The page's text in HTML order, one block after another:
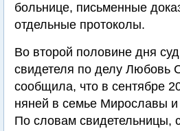
больнице, письменные
отдельные протоколы.
Во второй половине дня
свидетеля по делу Любовь
сообщила, что в сентябре
няней в семье Мирославы и
По словам свидетельницы,